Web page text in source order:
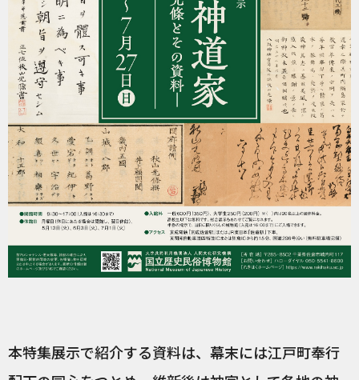
本特集展示で紹介する資料は、幕末には江戸町奉行